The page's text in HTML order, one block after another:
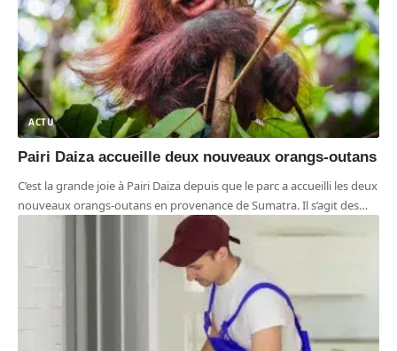
ACTU
Pairi Daiza accueille deux nouveaux orangs-outans
C’est la grande joie à Pairi Daiza depuis que le parc a accueilli les deux
nouveaux orangs-outans en provenance de Sumatra. Il s’agit des…